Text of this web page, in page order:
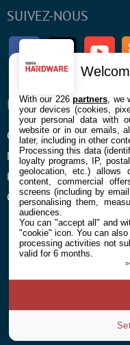
SUIVEZ-NOUS
FacebookTwitter
ENTREPRISE
Confidentialité et Cookies
Mentions légales et CGU
Préférences Cookies
Qui sommes nous
With our 226partners ,
your devices (cookies,
your personal data with
website or in our emails,
later, including in other
Processing this data
loyalty programs, IP,
geolocation, etc.) allows
content, commercial
screens (including by
personalising them,
audiences.
You can "accept all" and
"cookie" icon. You can
processing activities not
valid for 6 months.